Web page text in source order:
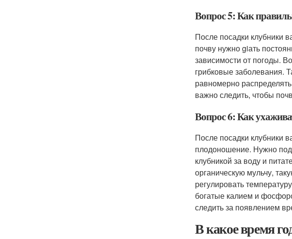
Вопрос 5: Как
После посадки клубники
почву нужно giать
зависимости от погоды.
грибковые заболевания.
равномерно
важно следить, чтобы
Вопрос 6: Как
После посадки клубники
плодоношение. Нужно
клубникой за воду и
органическую мульчу,
регулировать
богатые калием и
следить за появлением
В какое время